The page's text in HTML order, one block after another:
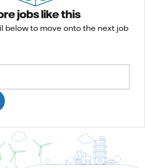
jobs like this
below to move onto the next job